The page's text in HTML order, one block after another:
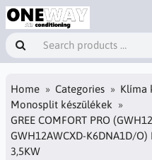
Home Categories
Klíma
Monosplit készülékek
GREE COMFORT PRO
GWH12AWCXD-K6DNA1D/O)
3,5KW